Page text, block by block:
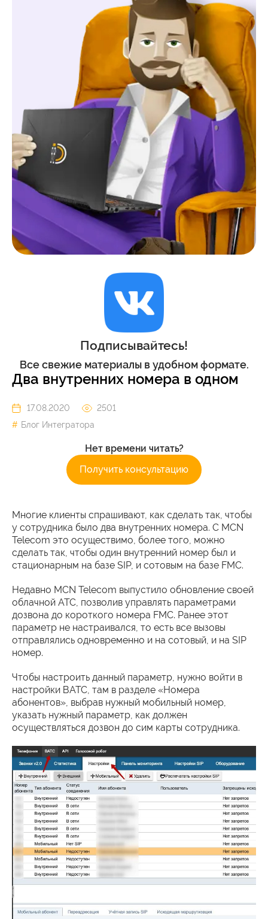
Подписывайтесь!
Все свежие материалы в удобном формате.
Два внутренних номера в одном
17.08.2020
2501
Блог Интегратора
Нет времени читать?
Получить консультацию
Многие клиенты спрашивают, как сделать так, чтобы
у сотрудника было два внутренних номера. С MCN
Telecom это осуществимо, более того, можно
сделать так, чтобы один внутренний номер был и
стационарным на базе SIP, и сотовым на базе FMC.
Недавно MCN Telecom выпустило обновление своей
облачной АТС, позволив управлять параметрами
дозвона до короткого номера FMC. Ранее этот
параметр не настраивался, то есть все вызовы
отправлялись одновременно и на сотовый, и на SIP
номер.
Чтобы настроить данный параметр, нужно войти в
настройки ВАТС, там в разделе «Номера
абонентов», выбрав нужный мобильный номер,
указать нужный параметр, как должен
осуществляться дозвон до сим карты сотрудника.